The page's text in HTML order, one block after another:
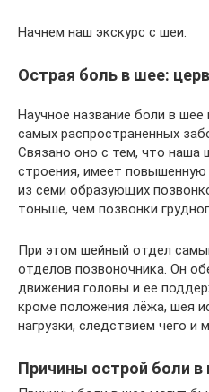
Начнем наш экскурс с шеи.
Острая боль в шее:
Научное название боли в
самых распространенных
Связано оно с тем, что наша
строения, имеет
из семи образующих
тоньше, чем позвонки
При этом шейный отдел
отделов позвоночника. Он
движения головы и ее
кроме положения лёжа, шея
нагрузки, следствием чего и
Причины острой боли в